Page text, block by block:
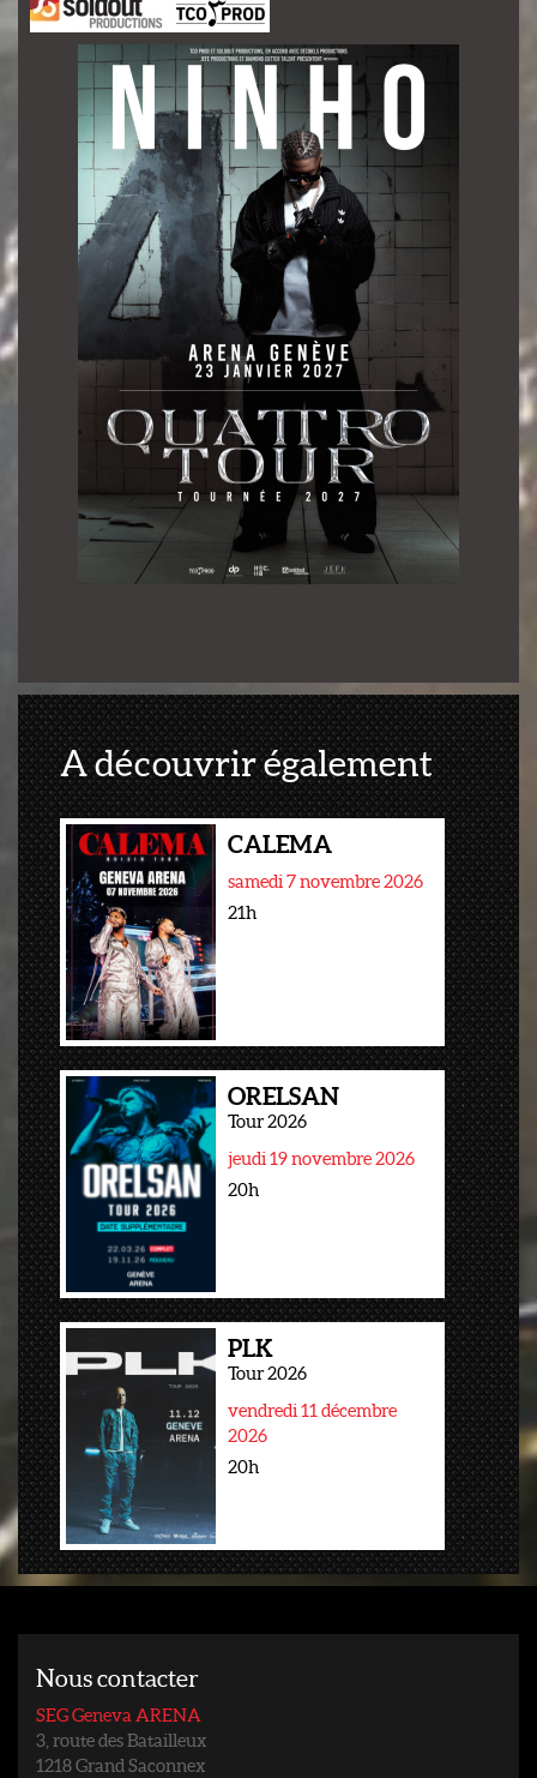
A découvrir également
CALEMA
samedi 7 novembre 2026
21h
ORELSAN
Tour 2026
jeudi 19 novembre 2026
20h
PLK
Tour 2026
vendredi 11 décembre
2026
20h
Nous contacter
SEG Geneva ARENA
3, route des Batailleux
1218 Grand Saconnex